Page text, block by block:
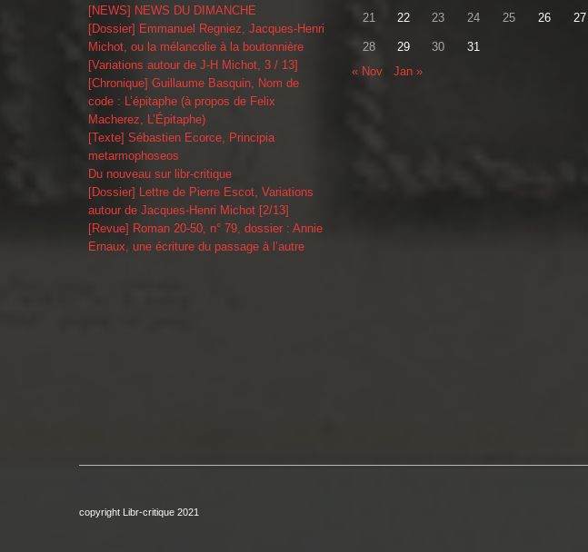
[NEWS] NEWS DU DIMANCHE
[Dossier] Emmanuel Regniez, Jacques-Henri
Michot, ou la mélancolie à la boutonnière
[Variations autour de J-H Michot, 3 / 13]
[Chronique] Guillaume Basquin, Nom de
code : L’épitaphe (à propos de Felix
Macherez, L’Épitaphe)
[Texte] Sébastien Ecorce, Principia
metarmophoseos
Du nouveau sur libr-critique
[Dossier] Lettre de Pierre Escot, Variations
autour de Jacques-Henri Michot [2/13]
[Revue] Roman 20-50, n° 79, dossier : Annie
Ernaux, une écriture du passage à l’autre
21 22 23 24 25 26 27
28 29 30
31
« Nov
Jan »
copyright Libr-critique 2021